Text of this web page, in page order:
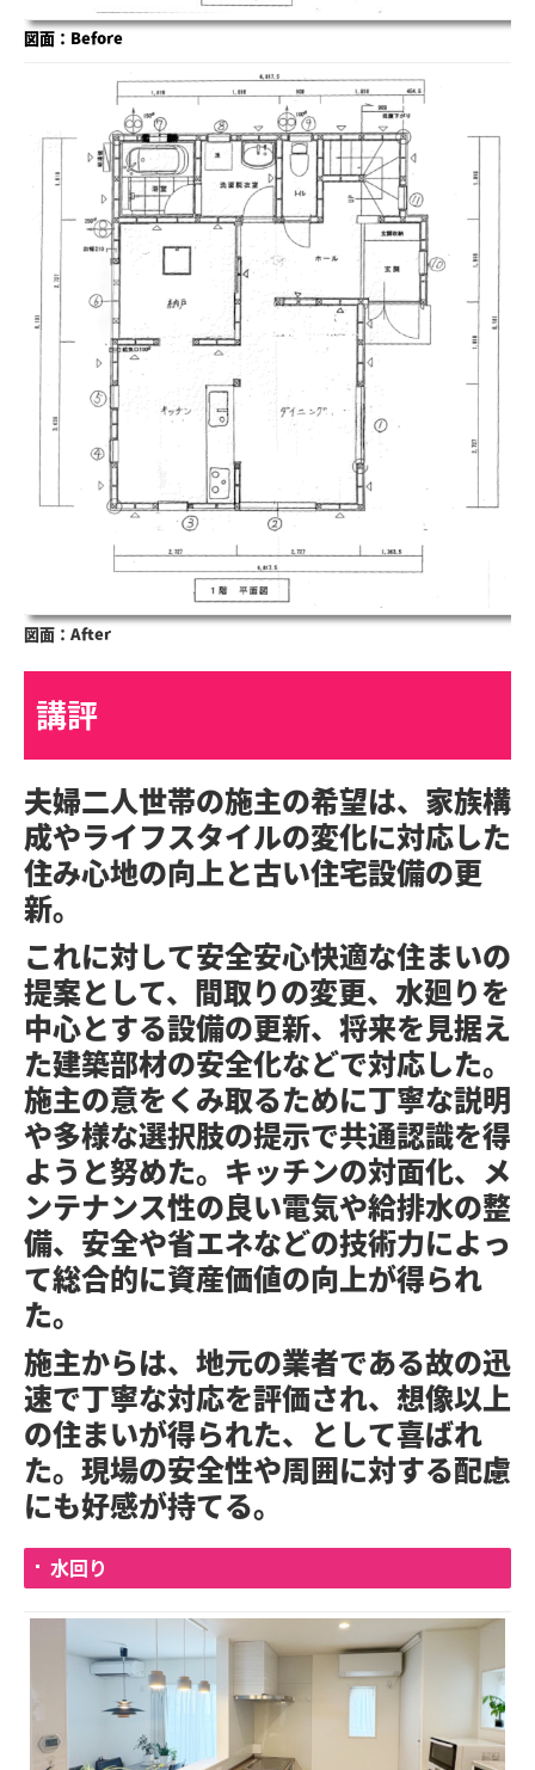
図面：Before
図面：After
講評
夫婦二人世帯の施主の希望は、家族構
成やライフスタイルの変化に対応した
住み心地の向上と古い住宅設備の更
新。
これに対して安全安心快適な住まいの
提案として、間取りの変更、水廻りを
中心とする設備の更新、将来を見据え
た建築部材の安全化などで対応した。
施主の意をくみ取るために丁寧な説明
や多様な選択肢の提示で共通認識を得
ようと努めた。キッチンの対面化、メ
ンテナンス性の良い電気や給排水の整
備、安全や省エネなどの技術力によっ
て総合的に資産価値の向上が得られ
た。
施主からは、地元の業者である故の迅
速で丁寧な対応を評価され、想像以上
の住まいが得られた、として喜ばれ
た。現場の安全性や周囲に対する配慮
にも好感が持てる。
水回り